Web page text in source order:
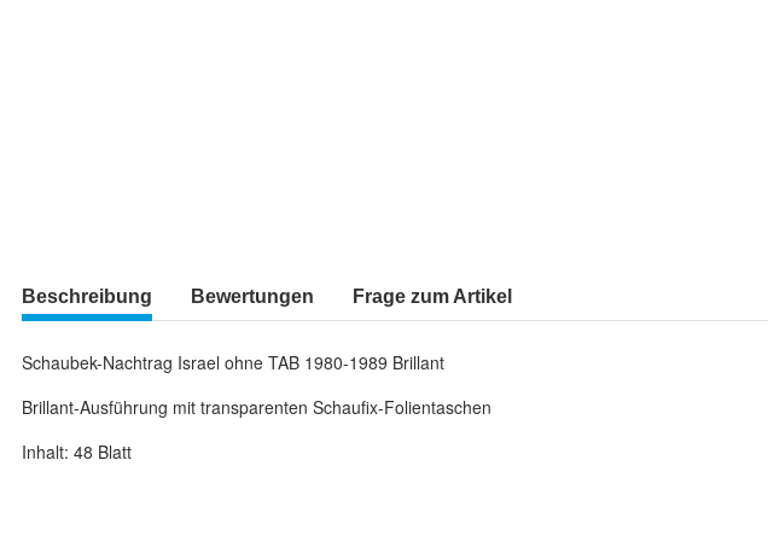
Beschreibung Bewertungen Frage zum Artikel
Schaubek-Nachtrag Israel ohne TAB 1980-1989 Brillant
Brillant-Ausführung mit transparenten Schaufix-Folientaschen
Inhalt: 48 Blatt